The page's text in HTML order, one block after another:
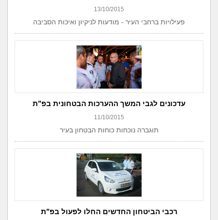
13/10/2015
פעילויות ברחבי העיר - מודעות לניקיון ואיכות הסביבה
עדכונים לגבי המשך ההערכות הבטחונית בפ"ת
11/10/2015
תוגברה נוכחות כוחות הבטחון בעיר
רכבי הביטחון החדשים החלו לפעול בפ"ת